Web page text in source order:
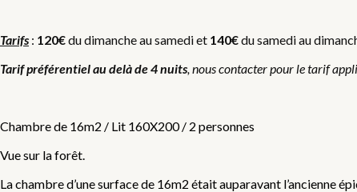
Tarifs : 120€du dimanche au samedi et 140€du samedi au
Tarif préférentiel au delà de 4 nuits, nous contacter pour le tarif
Chambre de 16m2 / Lit 160X200 / 2 personnes
Vue sur la forêt.
La chambre d’une surface de 16m2 était auparavant l’ancienne